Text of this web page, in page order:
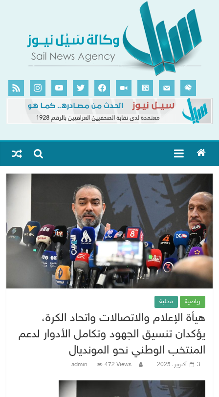
رياضية محلية
هيأة الإعلام والاتصالات واتحاد الكرة،
يؤكدان تنسيق الجهود وتكامل الأدوار لدعم
المنتخب الوطني نحو المونديال
3 أكتوبر، 2025 admin 472 Views